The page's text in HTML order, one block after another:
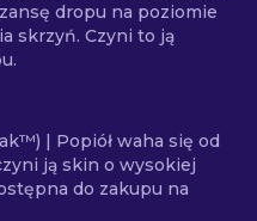
dropu na poziomie
skrzyń. Czyni to ją
| Popiół waha się od
ją skin o wysokiej
do zakupu na